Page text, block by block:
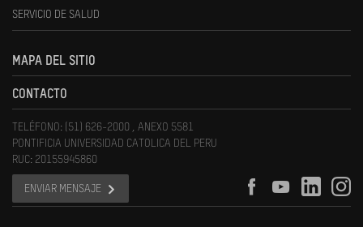
SERVICIO DE SALUD
MAPA DEL SITIO
CONTACTO
TELÉFONO: (51) 626-2000 , ANEXO 5581
PONTIFICIA UNIVERSIDAD CATOLICA DEL PERU
RUC: 20155945860
ENVIAR MENSAJE